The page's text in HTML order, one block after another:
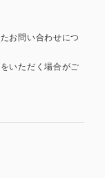
お問い合わせにつ
いただく場合がご